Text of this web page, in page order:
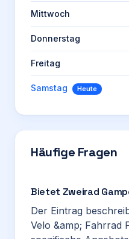
Mittwoch
Donnerstag
Freitag
Samstag Heute
Häufige Fragen
Bietet Zweirad
Der Eintrag
Velo &amp; Fahrrad